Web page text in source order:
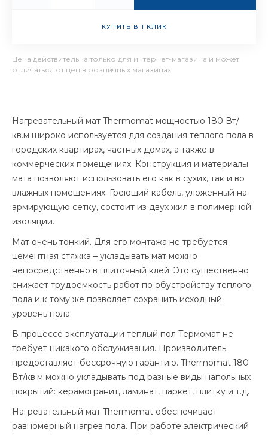
КУПИТЬ В 1 КЛИК
Цена действительна только для интернет-магазина и может
отличаться от цен в розничных магазинах
Нагревательный мат Thermomat мощностью 180 Вт/
кв.м широко используется для создания теплого пола в
городских квартирах, частных домах, а также в
коммерческих помещениях. Конструкция и материалы
мата позволяют использовать его как в сухих, так и во
влажных помещениях. Греющий кабель, уложенный на
армирующую сетку, состоит из двух жил в полимерной
изоляции.
Мат очень тонкий. Для его монтажа не требуется
цементная стяжка – укладывать мат можно
непосредственно в плиточный клей. Это существенно
снижает трудоемкость работ по обустройству теплого
пола и к тому же позволяет сохранить исходный
уровень пола.
В процессе эксплуатации теплый пол Термомат не
требует никакого обслуживания. Производитель
предоставляет бессрочную гарантию. Thermomat 180
Вт/кв.м можно укладывать под разные виды напольных
покрытий: керамогранит, ламинат, паркет, плитку и т.д.
Нагревательный мат Thermomat обеспечивает
равномерный нагрев пола. При работе электрический